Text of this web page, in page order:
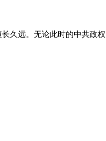
久远。无论此时的中共政